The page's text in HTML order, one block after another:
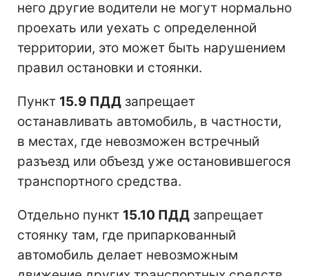
него другие водители не могут нормально
проехать или уехать с определенной
территории, это может быть нарушением
правил остановки и стоянки.
Пункт 15.9 ПДД запрещает
останавливать автомобиль, в частности,
в местах, где невозможен встречный
разъезд или объезд уже остановившегося
транспортного средства.
Отдельно пункт 15.10 ПДД запрещает
стоянку там, где припаркованный
автомобиль делает невозможным